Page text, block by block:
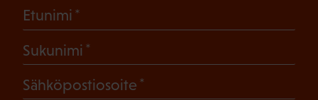
Etunimi
Sukunimi
Sähköpostiosoite